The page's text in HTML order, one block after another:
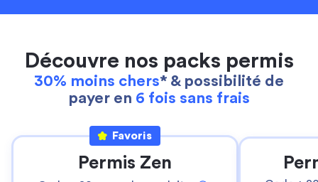
Découvre nos packs permis
30% moins chers* & possibilité de
payer en 6 fois sans frais
Favoris
Permis Zen